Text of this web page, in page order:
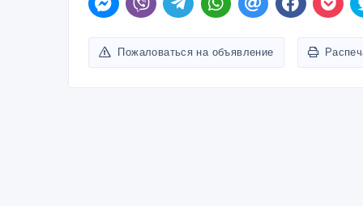
Пожаловаться на объявление